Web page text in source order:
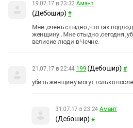
19.07.17 в 23:32 Амант
(Дебошир) #
Мне ,очень стыдно ,что так
женщину . Мне стыдно ,сегодня
велиеие люди в Чечне.
21.07.17 в 22:44 199 (Дебошир) #
убить женщину могут только
31.07.17 в 23:24 Амант
(Дебошир) #